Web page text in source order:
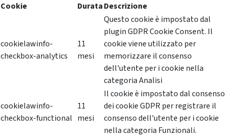
Cookie
DurataDescrizione
cookielawinfo-
checkbox-analytics
11
mesi
Questo cookie è impostato dal
plugin GDPR Cookie Consent. Il
cookie viene utilizzato per
memorizzare il consenso
dell'utente per i cookie nella
categoria Analisi
cookielawinfo-
checkbox-functional
11
mesi
Il cookie è impostato dal consenso
dei cookie GDPR per registrare il
consenso dell'utente per i cookie
nella categoria Funzionali.